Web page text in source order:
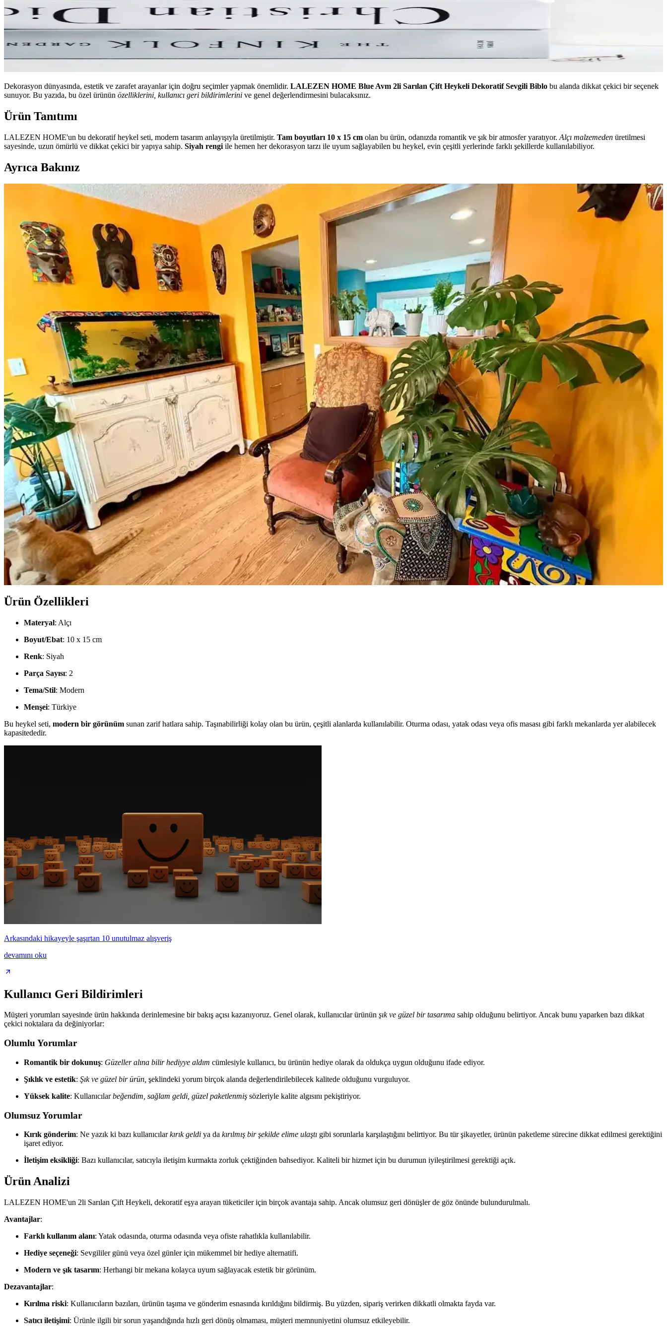
Dekorasyon dünyasında, estetik ve zarafet arayanlar için doğru seçimler yapmak önemlidir. LALEZEN HOME Blue Avm 2li Sarılan Çift Heykeli Dekoratif Sevgili Biblo bu alanda dikkat çekici bir seçenek
sunuyor. Bu yazıda, bu özel ürünün özelliklerini, kullanıcı geri bildirimlerini ve genel değerlendirmesini bulacaksınız.
Ürün Tanıtımı
LALEZEN HOME'un bu dekoratif heykel seti, modern tasarım anlayışıyla üretilmiştir. Tam boyutları 10 x 15 cm olan bu ürün, odanızda romantik ve şık bir atmosfer yaratıyor. Alçı malzemeden üretilmesi
sayesinde, uzun ömürlü ve dikkat çekici bir yapıya sahip. Siyah rengi ile hemen her dekorasyon tarzı ile uyum sağlayabilen bu heykel, evin çeşitli yerlerinde farklı şekillerde kullanılabiliyor.
Ayrıca Bakınız
Huzur Party Store 5 Metre Yeşil Çam Dalı ve Işıklı Çam Dalı Karşılaştırması
İki farklı yeşil çam dalı ürününün detaylı özellikleri, kullanıcı yorumları ve kullanım alanları karşılaştırmasıyla yılbaşı dekorasyonunuza en uygun seçimi yapın.
Rattan Ayakkabılık: Doğal Şıklık ve Fonksiyonellik Sunan Dekorasyon Seçeneği
Rattan ayakkabılık, doğal malzeme kullanımı ve estetik görünümüyle modern ve sürdürülebilir dekorasyonun vazgeçilmez parçasıdır. Hafifliği ve dayanıklılığıyla fonksiyonel çözümler sunar.
Bambu Stor Perdeler Karşılaştırması: Evesen ve Linadora Modellerinin Özellikleri ve Farkları
Evesen ve Linadora bambu stor perdelerinin tasarım, dayanıklılık ve kullanım kolaylığı açısından detaylı karşılaştırması. En uygun seçeneği belirlemenize yardımcı olur.
Bosch TSM6A011W ve Musullu Kahve Baharat Öğütücü Karşılaştırması
Bosch TSM6A011W ve Musullu kahve ve baharat öğütücüsü arasındaki farklar, özellikler ve kullanıcı yorumlarıyla en uygun seçimi yapmanıza yardımcı olur.
Retro Ahşap Poster Karşılaştırması: Dışarıdan Stres Getirmek Yasaktır ve Edebiyat Sokağı Setleri
İki farklı retro ahşap poster ürününü karşılaştırıyoruz. Dışarıdan stres getirmek yasaktır yazılı poster ve edebiyat temalı setler, kalite ve kullanım açısından detaylı analizlerle ev dekorasyonunuza yeni bir soluk
Milwaukee Alüminyum Şerit Metre 8mt 25mm Dayanıklı ve Hassas Profesyonel Ölçüm Aracı
Milwaukee Alüminyum Şerit Metre 8 metre uzunluğu ve 25mm genişliğiyle, dayanıklı yapısı ve yüksek hassasiyetiyle inşaat ve yapı sektöründe güvenilir ölçüm sağlar.
Yıpranmış Banyolarda Renk Uyumu ve Mekan Kullanımı İçin Doğru Boya Seçimi
Yıpranmış banyolarda slate zemin ve vintage detaylarla uyumlu boya seçimi, sakin tonlar ve vurgu renkleriyle mekanın estetik ve fonksiyonel dengesini sağlar.
Cadence Mermer Efekti Gümüş: Dekorasyonda Yeni Trend ve Bilgi Eksikliği
Cadence mermer efekti gümüş ifadesi dekorasyonda yeni bir trend olarak öne çıkıyor ancak mevcut arama sonuçlarında somut bilgi bulunmuyor. Mermer ve gümüş tonları dekorasyonda şıklık sağlar.
Viscotex Hard Serenity ve Lif Kılıflı Hava Kanallı Visco Yastık Karşılaştırması
İki visco yastık modeli, boyut, sertlik ve kullanıcı geri bildirimleriyle detaylı karşılaştırıldı. Hard Serenity yüksek sertlik ve boyun desteği sağlarken, Lif Kılıflı yumuşaklık ve konfor sunuyor.
Boho Maksimalist Oturma Odası Tasarımında Bitkiler ve Renklerin Rolü
Boho maksimalist oturma odasında turuncu duvarlar, kültürel maskeler, canlı bitkiler ve doğru halı seçimiyle sıcak, dengeli ve estetik bir yaşam alanı oluşturuluyor.
Ürün Özellikleri
Materyal: Alçı
Boyut/Ebat: 10 x 15 cm
Renk: Siyah
Parça Sayısı: 2
Tema/Stil: Modern
Menşei: Türkiye
Bu heykel seti, modern bir görünüm sunan zarif hatlara sahip. Taşınabilirliği kolay olan bu ürün, çeşitli alanlarda kullanılabilir. Oturma odası, yatak odası veya ofis masası gibi farklı mekanlarda yer alabilecek
kapasitededir.
Arkasındaki hikayeyle şaşırtan 10 unutulmaz alışveriş
devamını oku
Kullanıcı Geri Bildirimleri
Müşteri yorumları sayesinde ürün hakkında derinlemesine bir bakış açısı kazanıyoruz. Genel olarak, kullanıcılar ürünün şık ve güzel bir tasarıma sahip olduğunu belirtiyor. Ancak bunu yaparken bazı dikkat
çekici noktalara da değiniyorlar:
Olumlu Yorumlar
Romantik bir dokunuş: Güzeller alına bilir hediyye aldım cümlesiyle kullanıcı, bu ürünün hediye olarak da oldukça uygun olduğunu ifade ediyor.
Şıklık ve estetik: Şık ve güzel bir ürün, şeklindeki yorum birçok alanda değerlendirilebilecek kalitede olduğunu vurguluyor.
Yüksek kalite: Kullanıcılarbeğendim, sağlam geldi, güzel paketlenmiş sözleriyle kalite algısını pekiştiriyor.
Olumsuz Yorumlar
Kırık gönderim: Ne yazık ki bazı kullanıcılarkırık geldi ya da kırılmış bir şekilde elime ulaştı gibi sorunlarla karşılaştığını belirtiyor. Bu tür şikayetler, ürünün paketleme sürecine dikkat edilmesi gerektiğini
işaret ediyor.
İletişim eksikliği: Bazı kullanıcılar, satıcıyla iletişim kurmakta zorluk çektiğinden bahsediyor. Kaliteli bir hizmet için bu durumun iyileştirilmesi gerektiği açık.
Ürün Analizi
LALEZEN HOME'un 2li Sarılan Çift Heykeli, dekoratif eşya arayan tüketiciler için birçok avantaja sahip. Ancak olumsuz geri dönüşler de göz önünde bulundurulmalı.
Avantajlar:
Farklı kullanım alanı: Yatak odasında, oturma odasında veya ofiste rahatlıkla kullanılabilir.
Hediye seçeneği: Sevgililer günü veya özel günler için mükemmel bir hediye alternatifi.
Modern ve şık tasarım: Herhangi bir mekana kolayca uyum sağlayacak estetik bir görünüm.
Dezavantajlar:
Kırılma riski: Kullanıcıların bazıları, ürünün taşıma ve gönderim esnasında kırıldığını bildirmiş. Bu yüzden, sipariş verirken dikkatli olmakta fayda var.
Satıcı iletişimi: Ürünle ilgili bir sorun yaşandığında hızlı geri dönüş olmaması, müşteri memnuniyetini olumsuz etkileyebilir.